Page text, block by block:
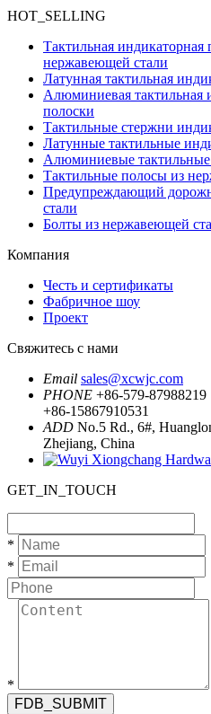
HOT_SELLING
Тактильная индикаторная
нержавеющей стали
Латунная тактильная
Алюминиевая тактильная
полоски
Тактильные стержни
Латунные тактильные
Алюминиевые тактильные
Тактильные полосы из
Предупреждающий
стали
Болты из нержавеющей
Компания
Честь и сертификаты
Фабричное шоу
Проект
Свяжитесь с нами
Email sales@xcwjc.com
PHONE +86-579-87988219
+86-15867910531
ADD No.5 Rd., 6#,
Zhejiang, China
GET_IN_TOUCH
*
*
*
FDB_SUBMIT